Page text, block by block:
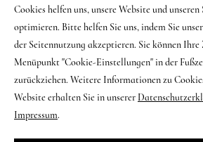
Cookies helfen uns, unsere Website und unseren
optimieren. Bitte helfen Sie uns, indem Sie
der Seitennutzung akzeptieren. Sie können
Menüpunkt "Cookie-Einstellungen" in der
zurückziehen. Weitere Informationen zu
Website erhalten Sie in unserer
Impressum.